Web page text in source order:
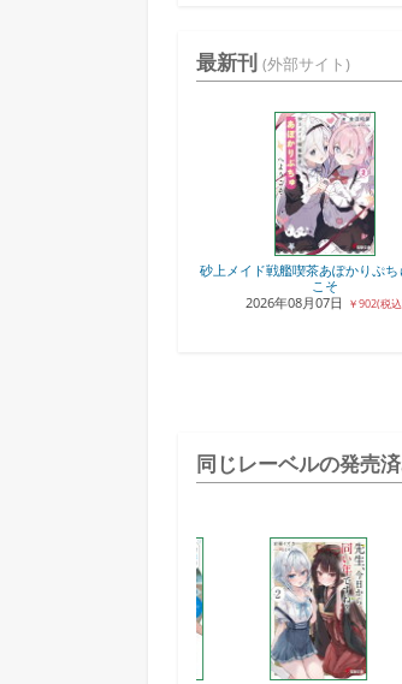
最新刊 (外部サイト)
砂上メイド戦艦喫茶あぽかりぷち
こそ
2026年08月07日
￥902(税
同じレーベルの発売